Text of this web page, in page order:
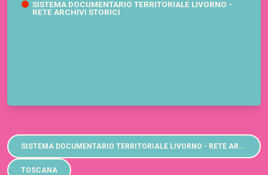
SISTEMA DOCUMENTARIO TERRITORIALE LIVORNO -
RETE ARCHIVI STORICI
SISTEMA DOCUMENTARIO TERRITORIALE LIVORNO - RETE ARCHIVI STORICI
TOSCANA